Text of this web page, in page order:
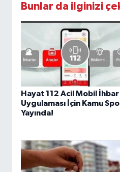
Bunlar da ilginizi
Hayat 112 Acil Mobil İhbar
Uygulaması İçin Kamu
Yayında!